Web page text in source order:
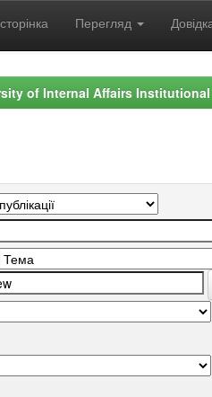
Перегляд
of Internal Affairs